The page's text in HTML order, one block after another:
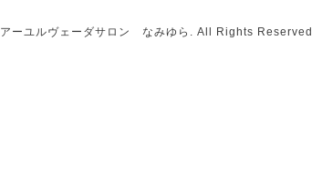
アーユルヴェーダサロン なみゆら . All Rights Reserved.